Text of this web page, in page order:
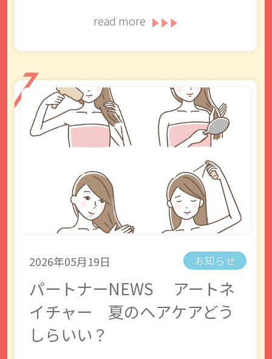
read more
2026年05月19日 お知らせ
パートナーNEWS アートネ
イチャー 夏のヘアケアどう
しらいい？